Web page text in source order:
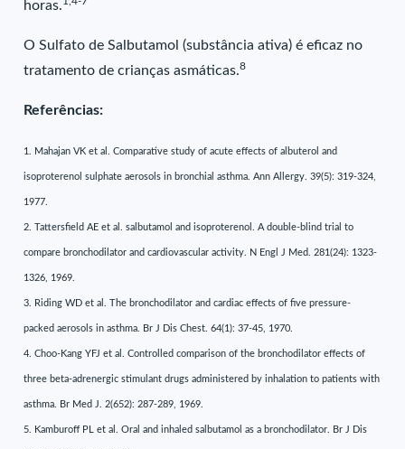
horas.
O Sulfato de Salbutamol (substância ativa) é eficaz no
tratamento de crianças asmáticas.8
Referências:
1. Mahajan VK et al. Comparative study of acute effects of albuterol and
isoproterenol sulphate aerosols in bronchial asthma. Ann Allergy. 39(5): 319-324,
1977.
2. Tattersfield AE et al. salbutamol and isoproterenol. A double-blind trial to
compare bronchodilator and cardiovascular activity. N Engl J Med. 281(24): 1323-
1326, 1969.
3. Riding WD et al. The bronchodilator and cardiac effects of five pressure-
packed aerosols in asthma. Br J Dis Chest. 64(1): 37-45, 1970.
4. Choo-Kang YFJ et al. Controlled comparison of the bronchodilator effects of
three beta-adrenergic stimulant drugs administered by inhalation to patients with
asthma. Br Med J. 2(652): 287-289, 1969.
5. Kamburoff PL et al. Oral and inhaled salbutamol as a bronchodilator. Br J Dis